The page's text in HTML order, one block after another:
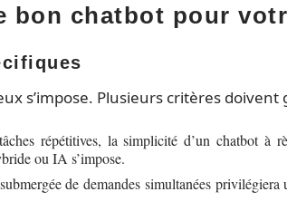
bon chatbot pour
s’impose. Plusieurs critères doivent
répétitives, la simplicité d’un chatbot à
ou IA s’impose.
de demandes simultanées privilégiera